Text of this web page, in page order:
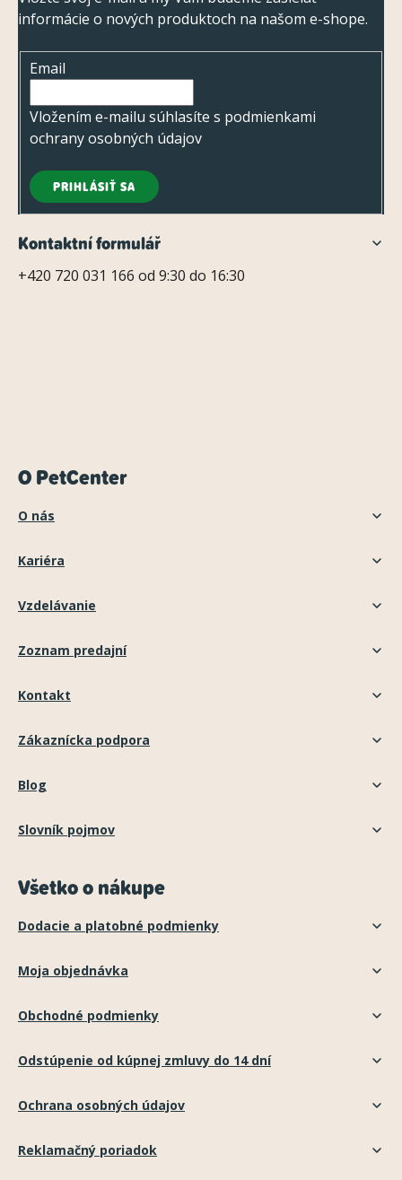
informácie o nových produktoch na našom e-shope.
Email
Vložením e-mailu súhlasíte s podmienkami
ochrany osobných údajov
PRIHLÁSIŤ SA
Kontaktní formulář
+420 720 031 166 od 9:30 do 16:30
O PetCenter
O nás
Kariéra
Vzdelávanie
Zoznam predajní
Kontakt
Zákaznícka podpora
Blog
Slovník pojmov
Všetko o nákupe
Dodacie a platobné podmienky
Moja objednávka
Obchodné podmienky
Odstúpenie od kúpnej zmluvy do 14 dní
Ochrana osobných údajov
Reklamačný poriadok